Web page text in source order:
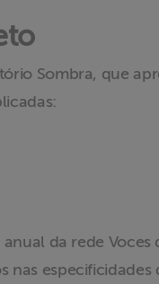
Sombra, que
da rede